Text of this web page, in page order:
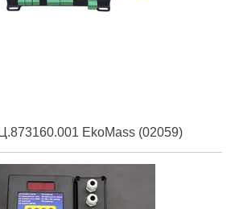
EkoMass (02059)